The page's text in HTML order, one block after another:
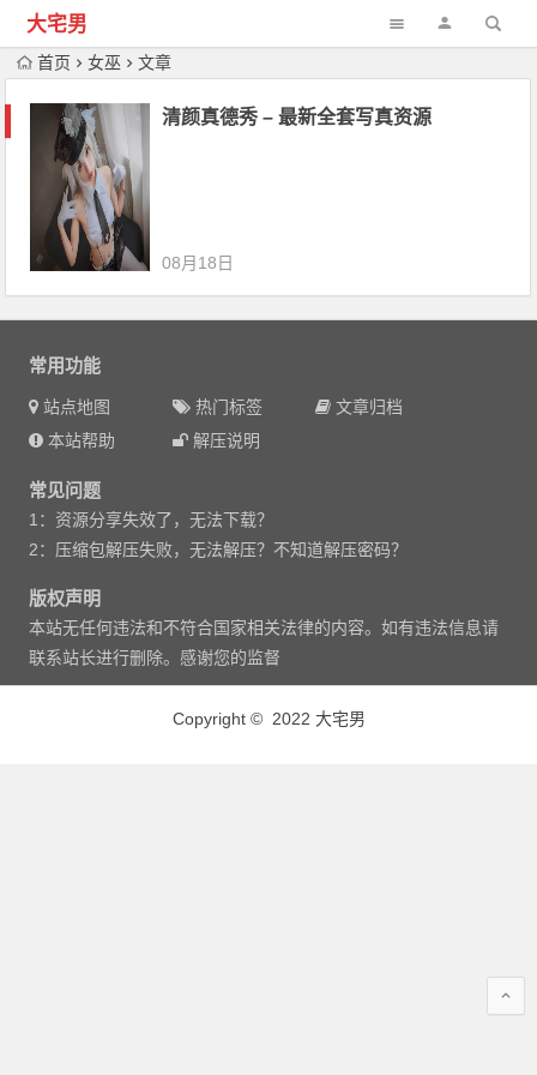
大宅男
首页 女巫 文章
清颜真德秀 – 最新全套写真资源
08月18日
常用功能
站点地图 热门标签
文章归档
本站帮助
解压说明
常见问题
1：资源分享失效了，无法下载？
2：压缩包解压失败，无法解压？不知道解压密码？
版权声明
本站无任何违法和不符合国家相关法律的内容。如有违法信息请
联系站长进行删除。感谢您的监督
Copyright © 2022 大宅男